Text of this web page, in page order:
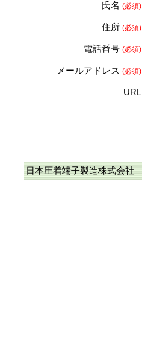
氏名 (必須)
住所 (必須)
電話番号 (必須)
メールアドレス (必須)
URL
日本圧着端子製造株式会社